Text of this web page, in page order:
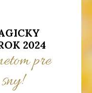
2024
pre